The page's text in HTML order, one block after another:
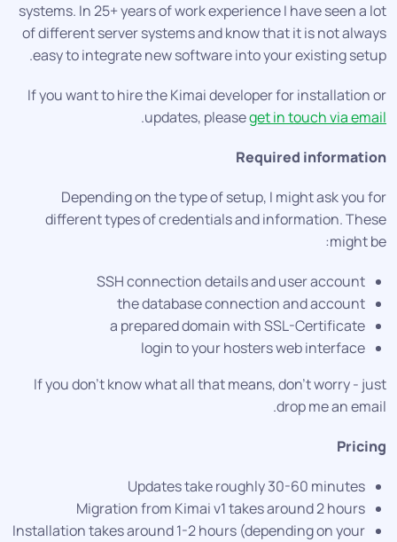
systems. In 25+ years of work experience I have seen a
of different server systems and know that it is not
easy to integrate new software into your existing
If you want to hire the Kimai developer for installation
updates, pleaseget in touch via
.
Required
Depending on the type of setup, I might ask you
different types of credentials and information.
might
SSH connection details and user account
the database connection and account
a prepared domain with SSL-Certificate
login to your hosters web interface
If you don’t know what all that means, don’t worry -
drop me an
Updates take roughly 30-60 minutes
Migration from Kimai v1 takes around 2 hours
Installation takes around 1-2 hours (depending on your